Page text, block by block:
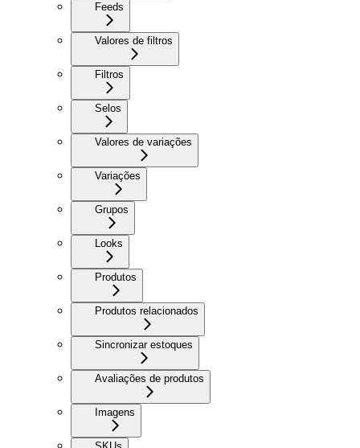
Feeds
Valores de filtros
Filtros
Selos
Valores de variações
Variações
Grupos
Looks
Produtos
Produtos relacionados
Sincronizar estoques
Avaliações de produtos
Imagens